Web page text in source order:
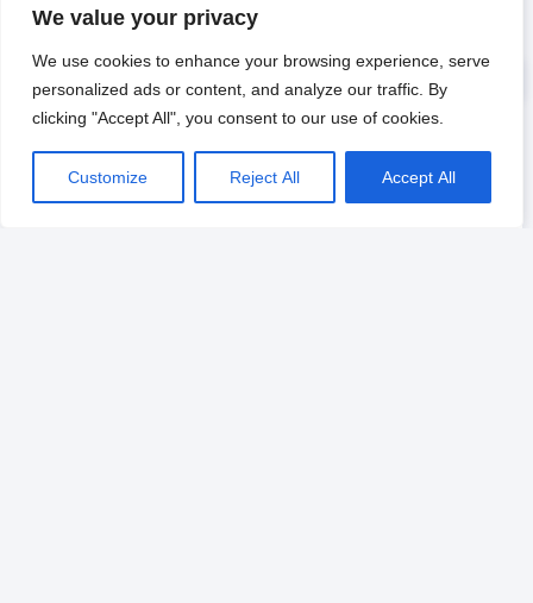
We value your privacy
We use cookies to enhance your browsing experience, serve
personalized ads or content, and analyze our traffic. By
clicking "Accept All", you consent to our use of cookies.
Customize Reject All Accept All
ダイヤルコード ISO コード
UN M49 UNDP GAUL
FIFA ITU GS1 GTIN
NATO ICAO 首都